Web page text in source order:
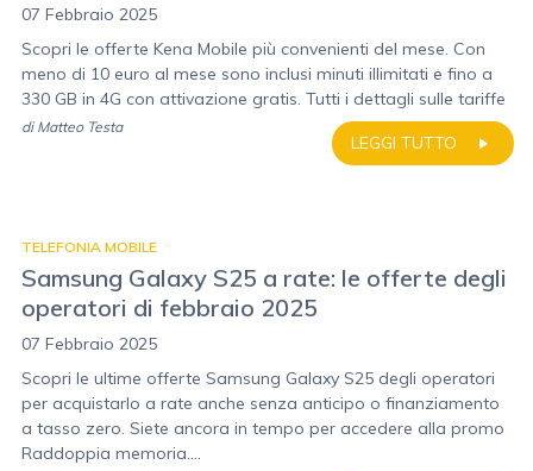
07 Febbraio 2025
Scopri le offerte Kena Mobile più convenienti del mese. Con
meno di 10 euro al mese sono inclusi minuti illimitati e fino a
330 GB in 4G con attivazione gratis. Tutti i dettagli sulle tariffe
LEGGI TUTTO
di Matteo Testa
TELEFONIA MOBILE
Samsung Galaxy S25 a rate: le offerte degli
operatori di febbraio 2025
07 Febbraio 2025
Scopri le ultime offerte Samsung Galaxy S25 degli operatori
per acquistarlo a rate anche senza anticipo o finanziamento
a tasso zero. Siete ancora in tempo per accedere alla promo
Raddoppia memoria....